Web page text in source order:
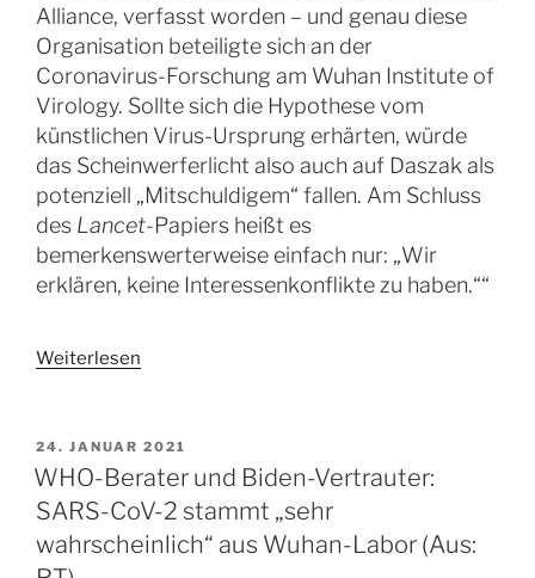
Alliance, verfasst worden – und genau diese
Organisation beteiligte sich an der
Coronavirus-Forschung am Wuhan Institute of
Virology. Sollte sich die Hypothese vom
künstlichen Virus-Ursprung erhärten, würde
das Scheinwerferlicht also auch auf Daszak als
potenziell „Mitschuldigem“ fallen. Am Schluss
des Lancet-Papiers heißt es
bemerkenswerterweise einfach nur: „Wir
erklären, keine Interessenkonflikte zu haben.““
Weiterlesen
VERÖFFENTLICHT
AM
24. JANUAR 2021
WHO-Berater und Biden-Vertrauter:
SARS-CoV-2 stammt „sehr
wahrscheinlich“ aus Wuhan-Labor (Aus: